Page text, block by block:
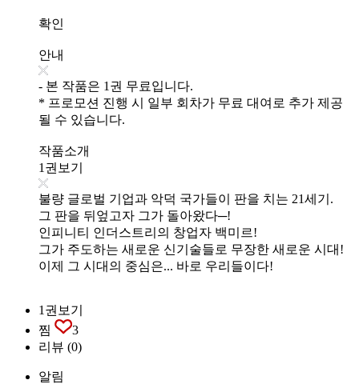
확인
안내
- 본 작품은 1권 무료입니다.
* 프로모션 진행 시 일부 회차가 무료 대여로 추가 제공
될 수 있습니다.
작품소개
1권보기
불량 글로벌 기업과 악덕 국가들이 판을 치는 21세기.
그 판을 뒤엎고자 그가 돌아왔다─!
인피니티 인더스트리의 창업자 백미르!
그가 주도하는 새로운 신기술들로 무장한 새로운 시대!
이제 그 시대의 중심은... 바로 우리들이다!
1권보기
찜
3
리뷰 (0)
알림